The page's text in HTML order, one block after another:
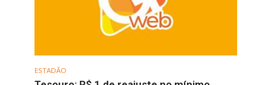
ESTADÃO